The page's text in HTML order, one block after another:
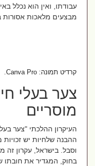
עבודתו, ואין הוא נכלל
מבצעים מלאכות אסורות
קרדיט תמונה: Canva Pro.
צער בעלי
מוסריים
העיקרון ההלכתי "צער
ההבנה שלחיות יש זכויות
וסבל. בישראל, עקרון זה
בחוק, המגדיר את חובתו